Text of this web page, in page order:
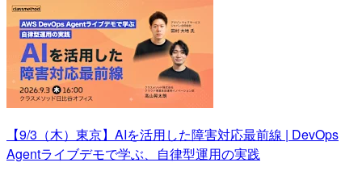
【9/3（木）東京】AIを活用した障害対応最前線 | DevOps
Agentライブデモで学ぶ、自律型運用の実践